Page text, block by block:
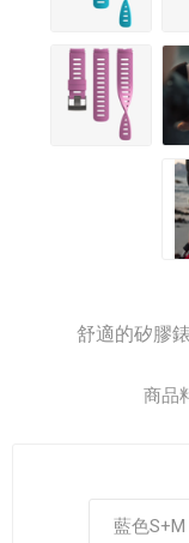
舒適的矽膠
商品